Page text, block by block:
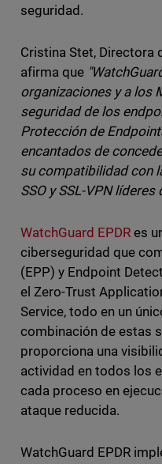
seguridad.
Cristina Stet, Directora
afirma que
organizaciones y a los
seguridad de los
Protección de
encantados de
su compatibilidad con
SSO y SSL-VPN líderes
WatchGuard EPDRes
ciberseguridad que
(EPP) y Endpoint
el Zero-Trust
Service, todo en un
combinación de estas
proporciona una
actividad en todos los
cada proceso en
ataque reducida.
WatchGuard EPDR